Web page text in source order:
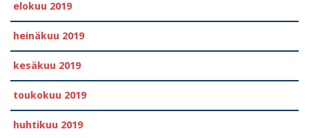
elokuu 2019
heinäkuu 2019
kesäkuu 2019
toukokuu 2019
huhtikuu 2019